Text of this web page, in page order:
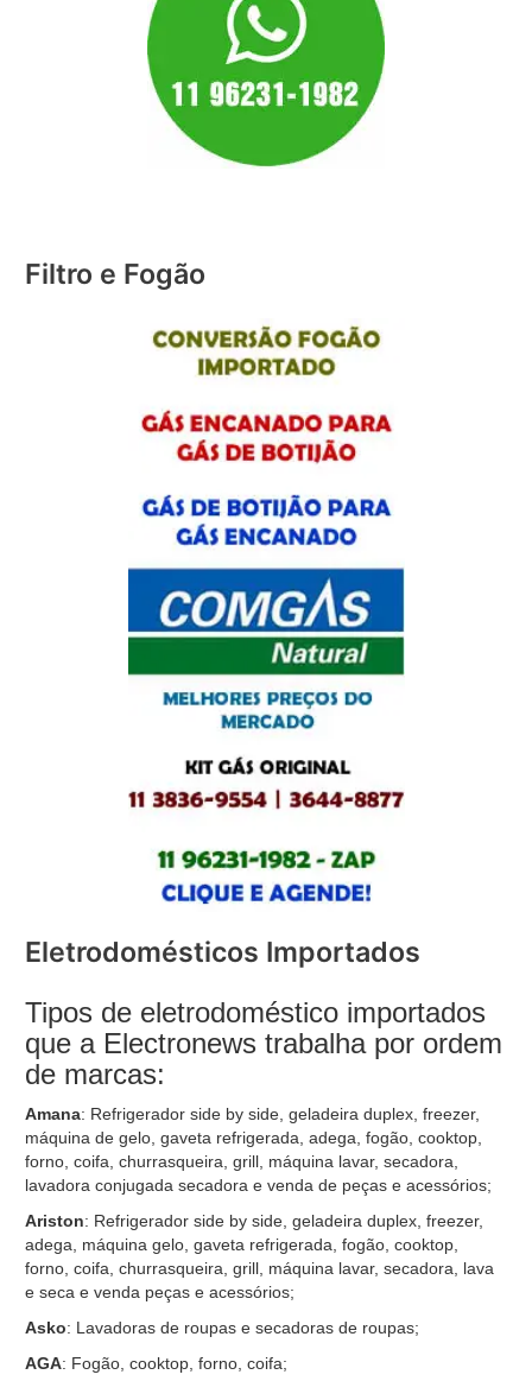
Filtro e Fogão
Eletrodomésticos Importados
Tipos de eletrodoméstico importados
que a Electronews trabalha por ordem
de marcas:
Amana: Refrigerador side by side, geladeira duplex, freezer,
máquina de gelo, gaveta refrigerada, adega, fogão, cooktop,
forno, coifa, churrasqueira, grill, máquina lavar, secadora,
lavadora conjugada secadora e venda de peças e acessórios;
Ariston: Refrigerador side by side, geladeira duplex, freezer,
adega, máquina gelo, gaveta refrigerada, fogão, cooktop,
forno, coifa, churrasqueira, grill, máquina lavar, secadora, lava
e seca e venda peças e acessórios;
Asko: Lavadoras de roupas e secadoras de roupas;
AGA: Fogão, cooktop, forno, coifa;